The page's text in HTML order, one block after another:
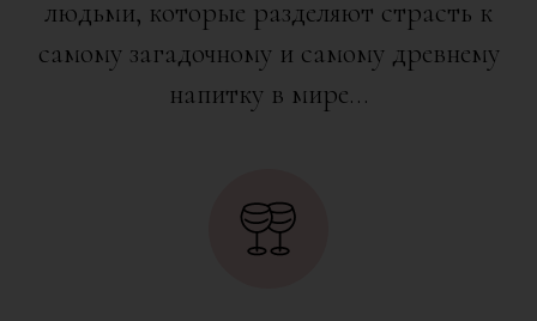
людьми, которые разделяют страсть к
самому загадочному и самому древнему
напитку в мире...